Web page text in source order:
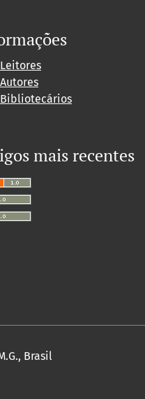
Bibliotecários
mais recentes
Brasil